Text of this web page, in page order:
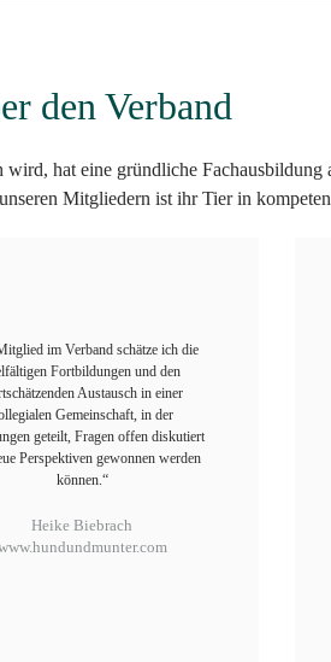
den Verband
hat eine gründliche
Mitgliedern ist ihr Tier in
im Verband schätze ich die
Fortbildungen und den
Austausch in einer
Gemeinschaft, in der
geteilt, Fragen offen diskutiert
Perspektiven gewonnen werden
können.“
Heike Biebrach